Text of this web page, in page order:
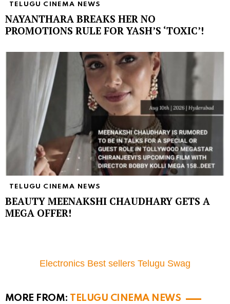
TELUGU CINEMA NEWS
NAYANTHARA BREAKS HER NO
PROMOTIONS RULE FOR YASH’S ‘TOXIC’!
TELUGU CINEMA NEWS
BEAUTY MEENAKSHI CHAUDHARY GETS A
MEGA OFFER!
Electronics Best sellers Telugu Swag
MORE FROM: TELUGU CINEMA NEWS